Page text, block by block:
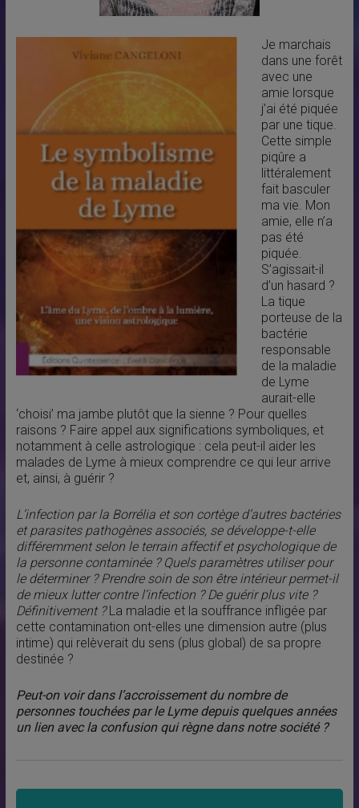
Je marchais
dans une forêt
avec une
amie lorsque
j’ai été piquée
par une tique.
Cette simple
piqûre a
littéralement
fait basculer
ma vie. Mon
amie, elle n’a
pas été
piquée.
S’agissait-il
d’un hasard ?
La tique
porteuse de la
bactérie
responsable
de la maladie
de Lyme
aurait-elle
‘choisi’ ma jambe plutôt que la sienne ? Pour quelles
raisons ? Faire appel aux significations symboliques, et
notamment à celle astrologique : cela peut-il aider les
malades de Lyme à mieux comprendre ce qui leur arrive
et, ainsi, à guérir ?
L’infection par la Borrélia et son cortège d’autres bactéries
et parasites pathogènes associés, se développe-t-elle
différemment selon le terrain affectif et psychologique de
la personne contaminée ? Quels paramètres utiliser pour
le déterminer ? Prendre soin de son être intérieur permet-il
de mieux lutter contre l’infection ? De guérir plus vite ?
Définitivement ?La maladie et la souffrance infligée par
cette contamination ont-elles une dimension autre (plus
intime) qui relèverait du sens (plus global) de sa propre
destinée ?
Peut-on voir dans l’accroissement du nombre de
personnes touchées par le Lyme depuis quelques années
un lien avec la confusion qui règne dans notre société ?